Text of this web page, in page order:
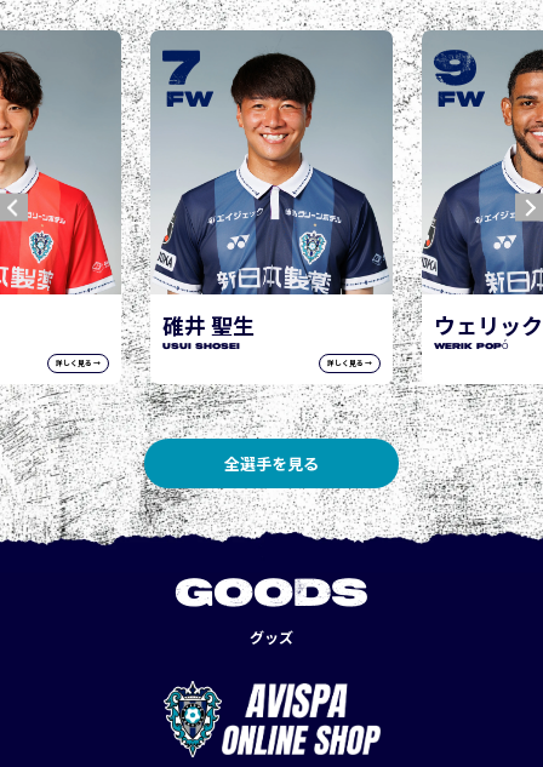
詳しく見る →
碓井 聖生
USUI Shosei
詳しく見る →
7
FW
ウェリッ
WERIK POPÓ
9
FW
全選手を見る
GOODS
グッズ